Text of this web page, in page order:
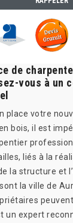
de
vous à un
place votre
bois, il est
liés à la
la structure et
la ville de
un expert